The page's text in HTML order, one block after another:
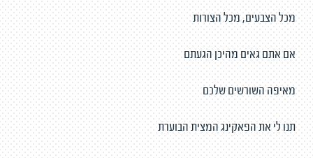
מכל הצבעים, מכל הצורות
אם אתם גאים מהיכן הגעתם
מאיפה השורשים שלכם
תנו לי את הפאקינג המצית הבוערת